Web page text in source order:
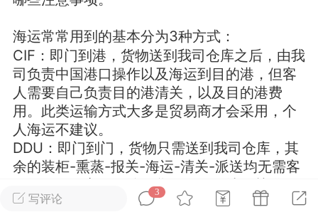
洛杉矶热点 娱乐八卦 同乡联谊
民宿短租 房屋买卖 商铺转让
写评论
3
海运常常用到的基本分为3种方式：
CIF：即门到港，货物送到我司仓库之后，由我
司负责中国港口操作以及海运到目的港，但客
人需要自己负责目的港清关，以及目的港费
用。此类运输方式大多是贸易商才会采用，个
人海运不建议。
DDU：即门到门，货物只需送到我司仓库，其
余的装柜-熏蒸-报关-海运-清关-派送均无需客
人操作，但客人需按照货值在目的地海关缴纳
税费。